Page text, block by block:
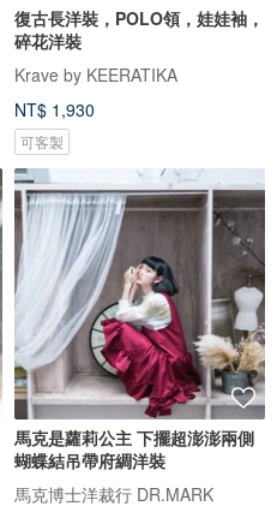
復古長洋裝，POLO領，娃娃袖，
碎花洋裝
Krave by KEERATIKA
NT$ 1,930
可客製
馬克是蘿莉公主 下擺超澎澎兩側
蝴蝶結吊帶府綢洋裝
馬克博士洋裁行 DR.MARK